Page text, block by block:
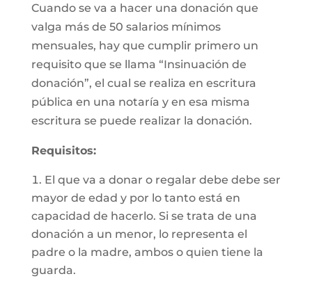
Cuando se va a hacer una donación que
valga más de 50 salarios mínimos
mensuales, hay que cumplir primero un
requisito que se llama “Insinuación de
donación”, el cual se realiza en escritura
pública en una notaría y en esa misma
escritura se puede realizar la donación.
Requisitos:
El que va a donar o regalar debe debe ser
mayor de edad y por lo tanto está en
capacidad de hacerlo. Si se trata de una
donación a un menor, lo representa el
padre o la madre, ambos o quien tiene la
guarda.